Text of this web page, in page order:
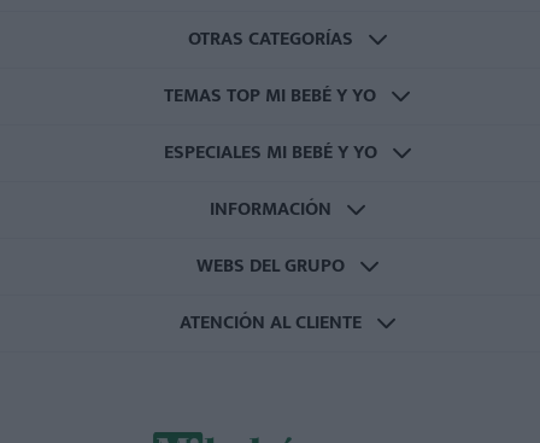
OTRAS CATEGORÍAS
TEMAS TOP MI BEBÉ Y YO
ESPECIALES MI BEBÉ Y YO
INFORMACIÓN
WEBS DEL GRUPO
ATENCIÓN AL CLIENTE